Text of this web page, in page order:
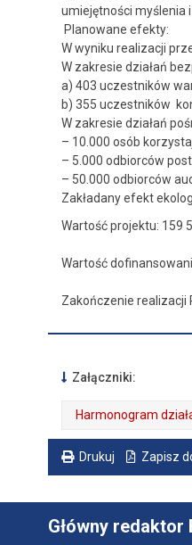
umiejętności myślenia
Planowane efekty:
W wyniku realizacji
W zakresie działań
a) 403 uczestników
b) 355 uczestników
W zakresie działań
– 10.000 osób
– 5.000 odbiorców
– 50.000 odbiorców
Zakładany efekt
Wartość projektu: 159
Wartość
Zakończenie realizacji
Załączniki:
Harmonogram
Drukuj Zapisz
Główny redaktor